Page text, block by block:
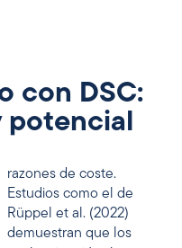
con DSC:
potencial
razones de coste.
Estudios como el de
Rüppel et al. (2022)
demuestran que los